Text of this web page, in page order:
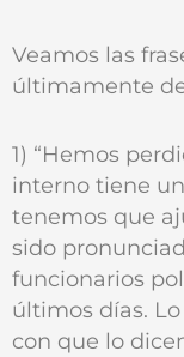
Veamos las
últimamente
1) “Hemos
interno tiene
tenemos que
sido
funcionarios
últimos días.
con que lo